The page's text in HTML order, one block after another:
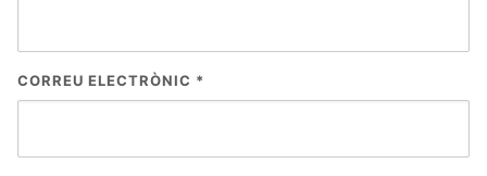
CORREU ELECTRÒNIC *